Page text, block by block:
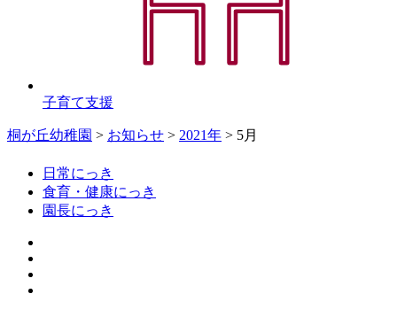
子育て支援
桐が丘幼稚園 > お知らせ > 2021年 > 5月
日常にっき
食育・健康にっき
園長にっき